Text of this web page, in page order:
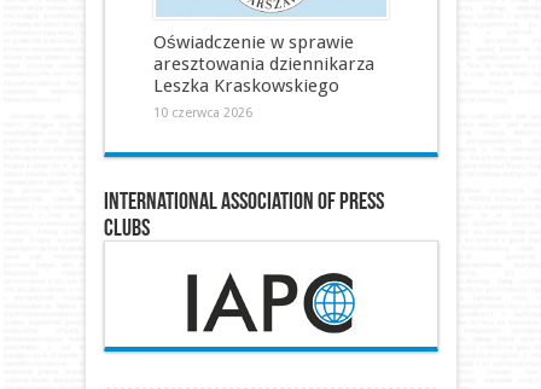
Oświadczenie w sprawie
aresztowania dziennikarza
Leszka Kraskowskiego
10 czerwca 2026
International Association of Press
Clubs